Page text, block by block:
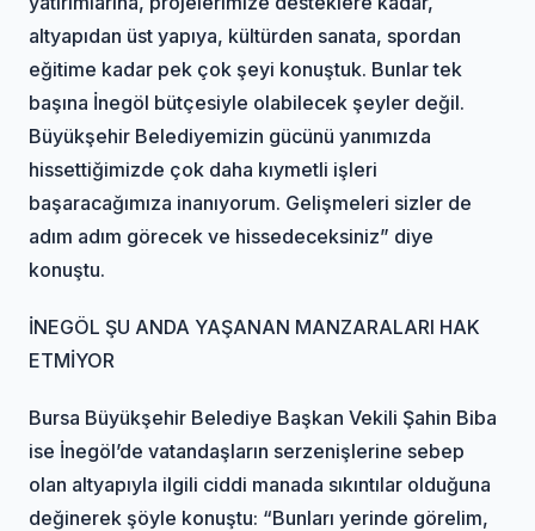
altyapıdan üst yapıya, kültürden sanata, spordan
eğitime kadar pek çok şeyi konuştuk. Bunlar tek
başına İnegöl bütçesiyle olabilecek şeyler değil.
Büyükşehir Belediyemizin gücünü yanımızda
hissettiğimizde çok daha kıymetli işleri
başaracağımıza inanıyorum. Gelişmeleri sizler de
adım adım görecek ve hissedeceksiniz” diye
konuştu.
İNEGÖL ŞU ANDA YAŞANAN MANZARALARI HAK
ETMİYOR
Bursa Büyükşehir Belediye Başkan Vekili Şahin Biba
ise İnegöl’de vatandaşların serzenişlerine sebep
olan altyapıyla ilgili ciddi manada sıkıntılar olduğuna
değinerek şöyle konuştu: “Bunları yerinde görelim,